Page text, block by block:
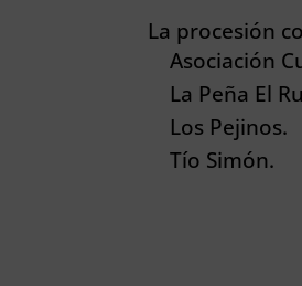
La procesión
Asociación
La Peña El
Los Pejinos.
Tío Simón.